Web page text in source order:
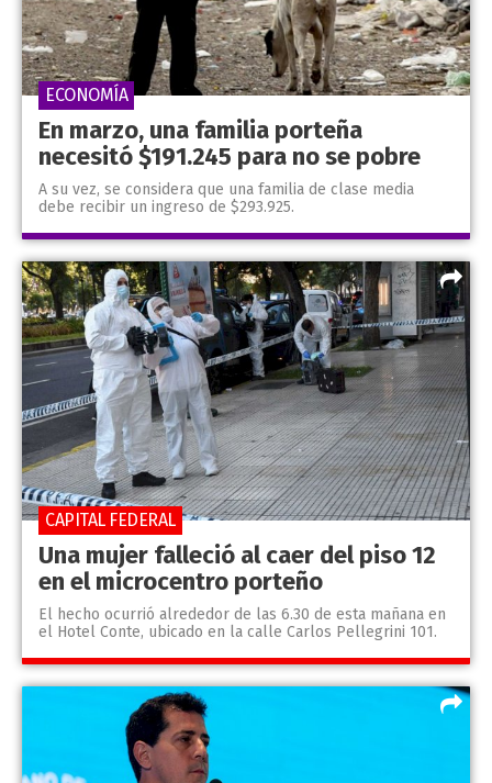
En marzo, una familia porteña
necesitó $191.245 para no se pobre
A su vez, se considera que una familia de clase media
debe recibir un ingreso de $293.925.
ECONOMÍA
Una mujer falleció al caer del piso 12
en el microcentro porteño
El hecho ocurrió alrededor de las 6.30 de esta mañana en
el Hotel Conte, ubicado en la calle Carlos Pellegrini 101.
CAPITAL FEDERAL